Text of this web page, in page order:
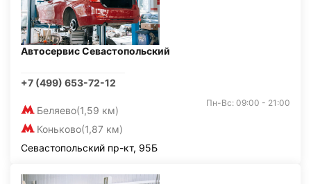
Автосервис Севастопольский
+7 (499) 653-72-12
Беляево(1,59 км)
Коньково(1,87 км)
Пн-Вс: 09:00 - 21:00
Севастопольский пр-кт, 95Б